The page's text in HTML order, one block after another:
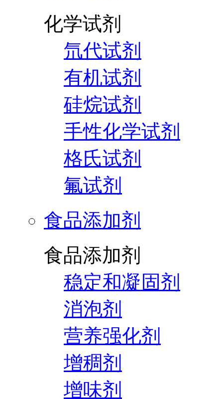
化学试剂
氘代试剂
有机试剂
硅烷试剂
手性化学试剂
格氏试剂
氟试剂
食品添加剂
食品添加剂
稳定和凝固剂
消泡剂
营养强化剂
增稠剂
增味剂